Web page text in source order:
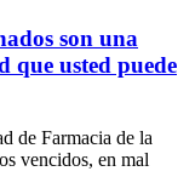
son una
que usted puede
de Farmacia de la
vencidos, en mal